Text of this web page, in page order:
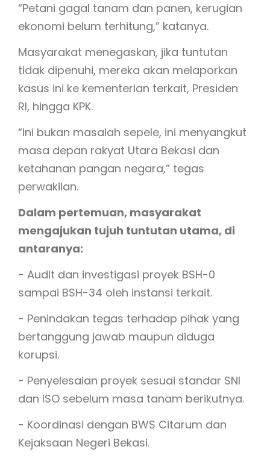
“Petani gagal tanam dan panen, kerugian
ekonomi belum terhitung,” katanya.
Masyarakat menegaskan, jika tuntutan
tidak dipenuhi, mereka akan melaporkan
kasus ini ke kementerian terkait, Presiden
RI, hingga KPK.
“Ini bukan masalah sepele, ini menyangkut
masa depan rakyat Utara Bekasi dan
ketahanan pangan negara,” tegas
perwakilan.
Dalam pertemuan, masyarakat
mengajukan tujuh tuntutan utama, di
antaranya:
- Audit dan investigasi proyek BSH-0
sampai BSH-34 oleh instansi terkait.
- Penindakan tegas terhadap pihak yang
bertanggung jawab maupun diduga
korupsi.
- Penyelesaian proyek sesuai standar SNI
dan ISO sebelum masa tanam berikutnya.
- Koordinasi dengan BWS Citarum dan
Kejaksaan Negeri Bekasi.